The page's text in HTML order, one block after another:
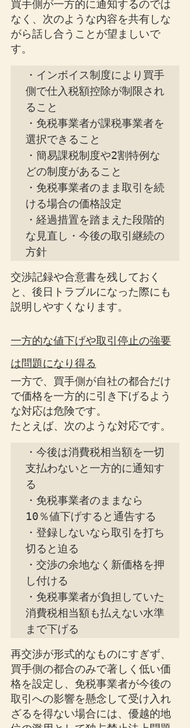
買手側が一方的に通知するのでは
なく、次のような内容を共有しな
がら話し合うことが望ましいで
す。
・インボイス制度により買手
側で仕入税額控除が制限され
ること
・免税事業者が課税事業者を
選択できること
・簡易課税制度や2割特例な
どの制度があること
・免税事業者のまま取引を続
ける場合の価格設定
・経過措置を踏まえた段階的
な見直し・今後の取引継続の
方針
交渉記録や合意書を残しておく
と、後日トラブルになった際にも
説明しやすくなります。
一方的な値下げや取引停止の強要
は問題になり得る
一方で、買手側が自社の都合だけ
で価格を一方的に引き下げるよう
な対応は危険です。
たとえば、次のような対応です。
・今後は消費税相当額を一切
支払わないと一方的に通知す
る
・免税事業者のままなら
10％値下げすると通告する
・登録しないなら取引を打ち
切ると迫る
・交渉の余地なく新価格を押
し付ける
・免税事業者が負担していた
消費税相当額も払えない水準
まで下げる
再交渉が形式的なものにすぎず、
買手側の都合のみで著しく低い価
格を設定し、免税事業者が今後の
取引への影響を懸念して受け入れ
ざるを得ない場合には、優越的地